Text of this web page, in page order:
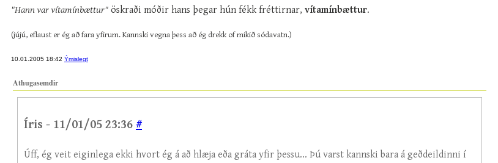
"Hann var vítamínbættur" öskraði móðir hans þegar hún fékk fréttirnar, vítamínbættur.
(jújú, eflaust er ég að fara yfirum. Kannski vegna þess að ég drekk of mikið sódavatn.)
10.01.2005 18:42 Ýmislegt
Athugasemdir
Íris - 11/01/05 23:36 #
Úff, ég veit eiginlega ekki hvort ég á að hlæja eða gráta yfir þessu... Þú varst kannski bara á geðdeildinni í